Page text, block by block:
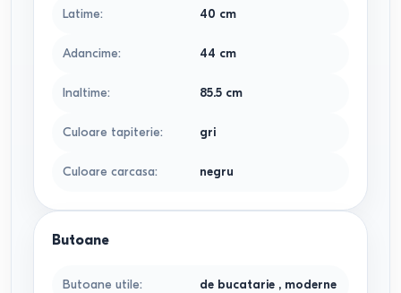
Latime: 40 cm
Adancime: 44 cm
Inaltime: 85.5cm
Culoare tapiterie: gri
Culoare carcasa: negru
Butoane
Butoane utile: de bucatarie , moderne